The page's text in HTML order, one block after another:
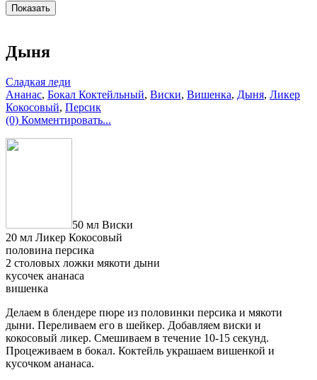
Дыня
Сладкая леди
Ананас, Бокал Коктейльный, Виски, Вишенка, Дыня, Ликер
Кокосовый, Персик
(0) Комментировать...
50 мл Виски
20 мл Ликер Кокосовый
половина персика
2 столовых ложки мякоти дыни
кусочек ананаса
вишенка
Делаем в блендере пюре из половинки персика и мякоти
дыни. Переливаем его в шейкер. Добавляем виски и
кокосовый ликер. Смешиваем в течение 10-15 секунд.
Процеживаем в бокал. Коктейль украшаем вишенкой и
кусочком ананаса.